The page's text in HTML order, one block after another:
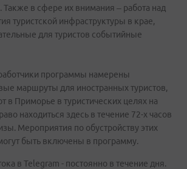
Также в сфере их внимания – работа над
туристской инфраструктуры в крае,
для туристов событийные
программы намерены
маршруты для иностранных туристов,
в Приморье в туристических целях на
находиться здесь в течение 72-х часов
Мероприятия по обустройству этих
быть включены в программу.
в Telegram - постоянно в течение дня.